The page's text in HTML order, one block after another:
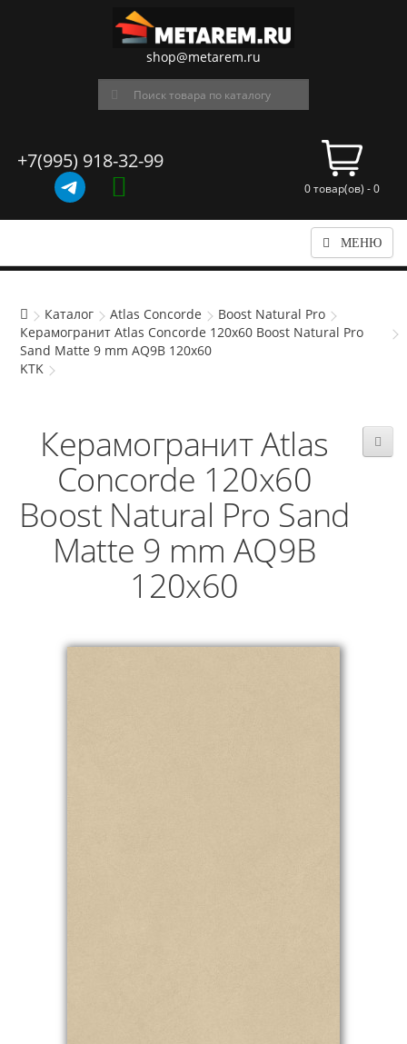
shop@metarem.ru
+7(995) 918-32-99
0 товар(ов) - 0
МЕНЮ
Каталог Atlas Concorde
Boost Natural Pro
Керамогранит Atlas Concorde 120x60 Boost Natural Pro
Sand Matte 9 mm AQ9B 120x60
KTK
Керамогранит Atlas
Concorde 120x60
Boost Natural Pro Sand
Matte 9 mm AQ9B
120x60